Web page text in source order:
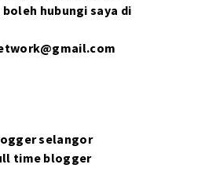
hubungi saya di
selangor
time blogger